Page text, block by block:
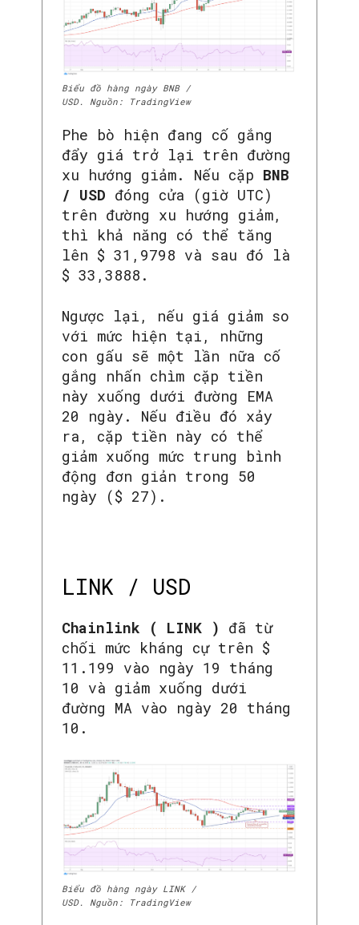
Biểu đồ hàng ngày BNB /
USD. Nguồn: TradingView
Phe bò hiện đang cố gắng
đẩy giá trở lại trên đường
xu hướng giảm. Nếu cặp BNB
/ USD đóng cửa (giờ UTC)
trên đường xu hướng giảm,
thì khả năng có thể tăng
lên $ 31,9798 và sau đó là
$ 33,3888.
Ngược lại, nếu giá giảm so
với mức hiện tại, những
con gấu sẽ một lần nữa cố
gắng nhấn chìm cặp tiền
này xuống dưới đường EMA
20 ngày. Nếu điều đó xảy
ra, cặp tiền này có thể
giảm xuống mức trung bình
động đơn giản trong 50
ngày ($ 27).
LINK / USD
Chainlink ( LINK ) đã từ
chối mức kháng cự trên $
11.199 vào ngày 19 tháng
10 và giảm xuống dưới
đường MA vào ngày 20 tháng
10.
Biểu đồ hàng ngày LINK /
USD. Nguồn: TradingView